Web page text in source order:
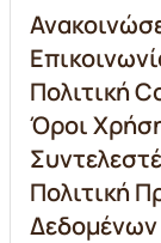
Πολιτική
Όροι
Πολιτική
Δεδομένων